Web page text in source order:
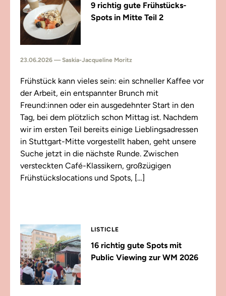
9 richtig gute Frühstücks-
Spots in Mitte Teil 2
23.06.2026 — Saskia-Jacqueline Moritz
Frühstück kann vieles sein: ein schneller Kaffee vor
der Arbeit, ein entspannter Brunch mit
Freund:innen oder ein ausgedehnter Start in den
Tag, bei dem plötzlich schon Mittag ist. Nachdem
wir im ersten Teil bereits einige Lieblingsadressen
in Stuttgart-Mitte vorgestellt haben, geht unsere
Suche jetzt in die nächste Runde. Zwischen
versteckten Café-Klassikern, großzügigen
Frühstückslocations und Spots, […]
LISTICLE
16 richtig gute Spots mit
Public Viewing zur WM 2026